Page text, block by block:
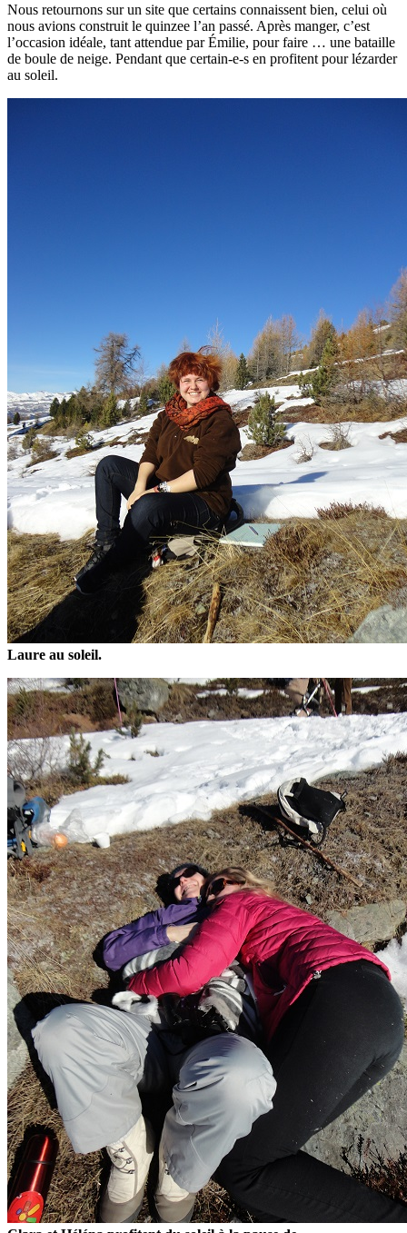
Nous retournons sur un site que certains connaissent bien, celui où
nous avions construit le quinzee l’an passé. Après manger, c’est
l’occasion idéale, tant attendue par Émilie, pour faire … une bataille
de boule de neige. Pendant que certain-e-s en profitent pour lézarder
au soleil.
Laure au soleil.